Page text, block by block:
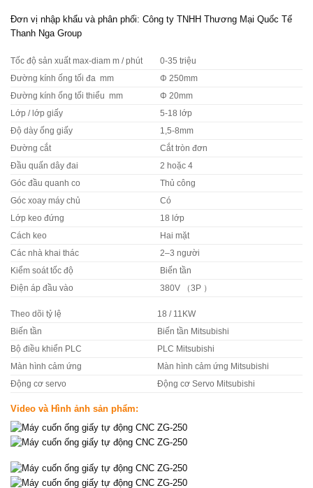
Đơn vị nhập khẩu và phân phối: Công ty TNHH Thương Mại Quốc Tế
Thanh Nga Group
Tốc độ sản xuất max-diam m / phút 0-35 triệu
Đường kính ống tối đa mm Φ 250mm
Đường kính ống tối thiểu mm Φ 20mm
Lớp / lớp giấy 5-18 lớp
Độ dày ống giấy 1,5-8mm
Đường cắt Cắt tròn đơn
Đầu quấn dây đai 2 hoặc 4
Góc đầu quanh co Thủ công
Góc xoay máy chủ Có
Lớp keo đứng 18 lớp
Cách keo Hai mặt
Các nhà khai thác 2–3 người
Kiểm soát tốc độ Biến tần
Điện áp đầu vào 380V （3P ）
Theo dõi tỷ lệ 18 / 11KW
Biến tần Biến tần Mitsubishi
Bộ điều khiển PLC PLC Mitsubishi
Màn hình cảm ứng Màn hình cảm ứng Mitsubishi
Động cơ servo Động cơ Servo Mitsubishi
Video và Hình ảnh sản phẩm: